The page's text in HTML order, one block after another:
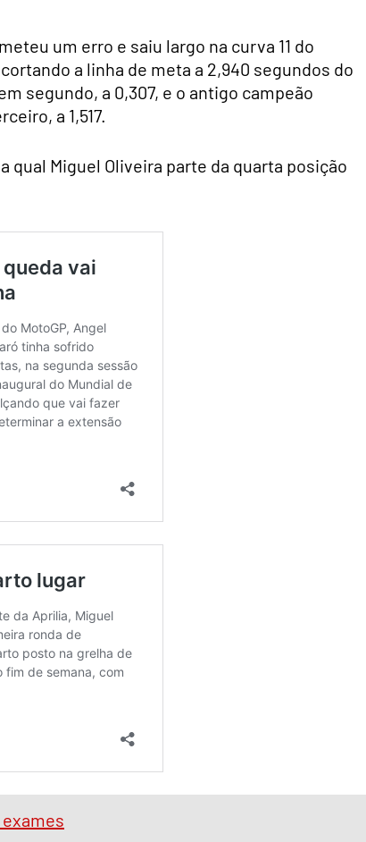
um erro e saiu largo na curva 11 do
a linha de meta a 2,940 segundos do
segundo, a 0,307, e o antigo campeão
a 1,517.
Miguel Oliveira parte da quarta posição